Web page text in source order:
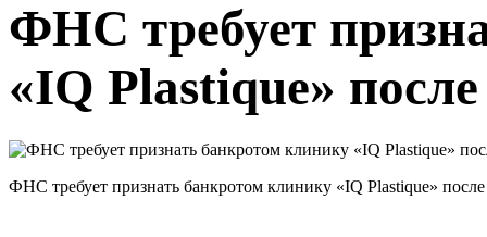
ФНС требует
«IQ Plastique»
ФНС требует признать банкротом клинику «IQ Plastique»